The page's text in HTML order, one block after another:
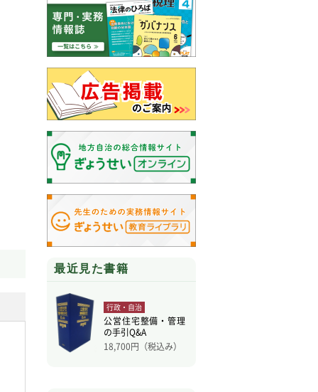
最近見た書籍
行政・自治
公営住宅整備・管理
の手引Q&A
18,700円（税込み）